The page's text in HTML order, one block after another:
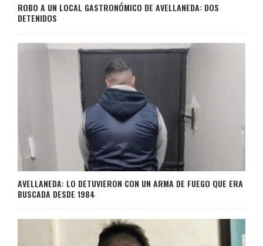
ROBO A UN LOCAL GASTRONÓMICO DE AVELLANEDA: DOS
DETENIDOS
AVELLANEDA: LO DETUVIERON CON UN ARMA DE FUEGO QUE ERA
BUSCADA DESDE 1984